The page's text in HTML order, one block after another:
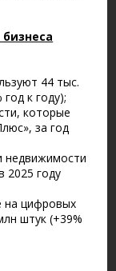
44 тыс.
к году);
которые
за год
недвижимости
2025 году
на цифровых
штук (+39%